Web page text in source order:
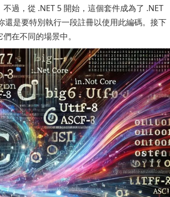
不過，從 .NET 5 開始，這個套件成為了 .NET
是要特別執行一段註冊以使用此編碼。接下
在不同的場景中。